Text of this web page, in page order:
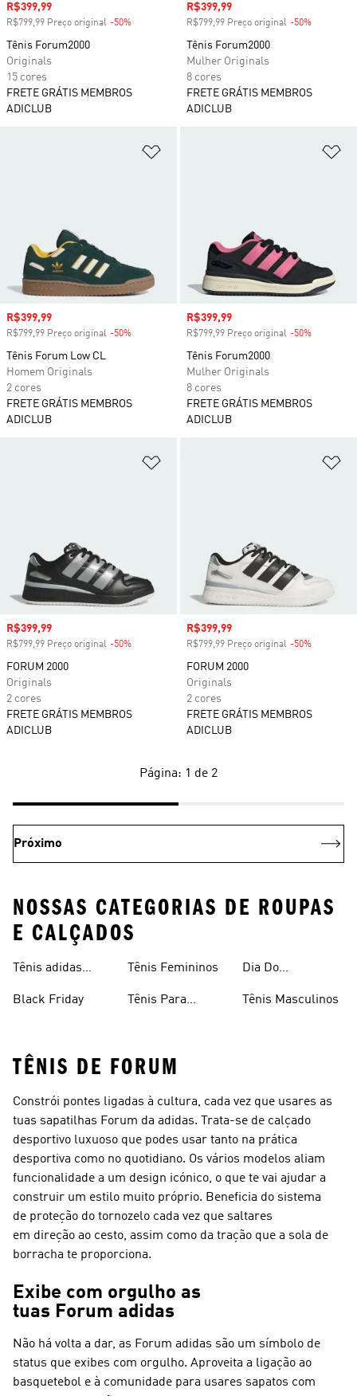
Preço com desconto
R$399,99
R$799,99 Preço original -50%
Tênis Forum2000
Originals
15 cores
FRETE GRÁTIS MEMBROS
ADICLUB
Preço com desconto
R$399,99
R$799,99 Preço original -50%
Tênis Forum2000
Mulher Originals
8 cores
FRETE GRÁTIS MEMBROS
ADICLUB
Preço com desconto
R$399,99
R$799,99 Preço original -50%
Tênis Forum Low CL
Homem Originals
2 cores
FRETE GRÁTIS MEMBROS
ADICLUB
Preço com desconto
R$399,99
R$799,99 Preço original -50%
Tênis Forum2000
Mulher Originals
8 cores
FRETE GRÁTIS MEMBROS
ADICLUB
Preço com desconto
R$399,99
R$799,99 Preço original -50%
FORUM 2000
Originals
2 cores
FRETE GRÁTIS MEMBROS
ADICLUB
Preço com desconto
R$399,99
R$799,99 Preço original -50%
FORUM 2000
Originals
2 cores
FRETE GRÁTIS MEMBROS
ADICLUB
Página: 1 de 2
Próximo
NOSSAS CATEGORIAS DE ROUPAS
E CALÇADOS
Tênis adidas
Black Friday
Tênis Femininos
Tênis Para
Dia Do
Tênis Masculinos
TÊNIS DE FORUM
Constrói pontes ligadas à cultura, cada vez que usares as
tuas sapatilhas Forum da adidas. Trata-se de calçado
desportivo luxuoso que podes usar tanto na prática
desportiva como no quotidiano. Os vários modelos aliam
funcionalidade a um design icónico, o que te vai ajudar a
construir um estilo muito próprio. Beneficia do sistema
de proteção do tornozelo cada vez que saltares
em direção ao cesto, assim como da tração que a sola de
borracha te proporciona.
Exibe com orgulho as
tuas Forum adidas
Não há volta a dar, as Forum adidas são um símbolo de
status que exibes com orgulho. Aproveita a ligação ao
basquetebol e à comunidade para usares sapatos com